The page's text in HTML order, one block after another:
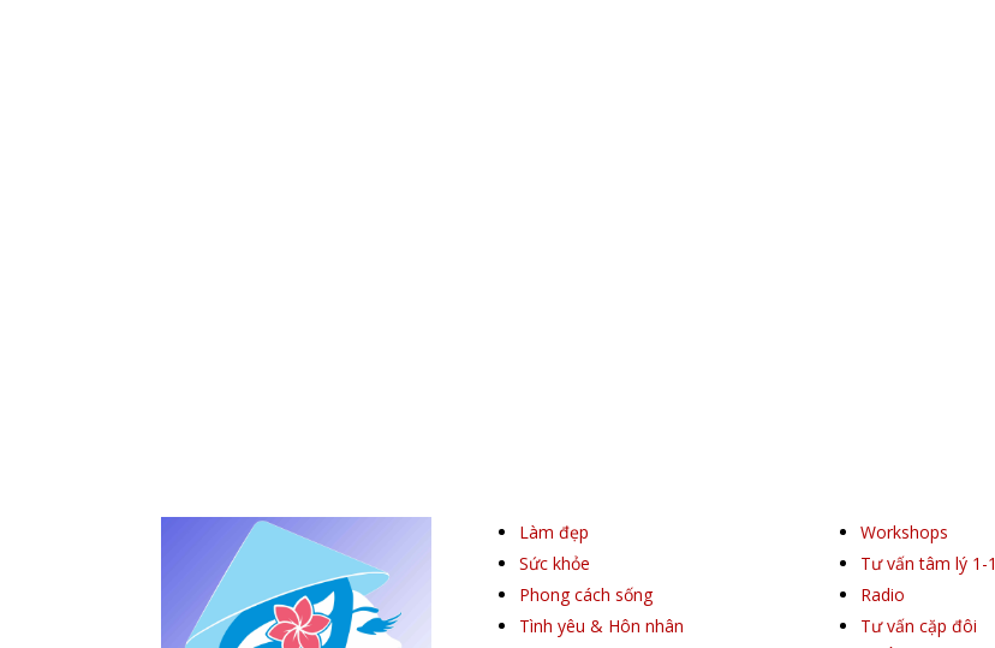
Làm đẹp
Sức khỏe
Phong cách sống
Tình yêu & Hôn nhân
Workshops
Tư vấn tâm lý 1-1
Radio
Tư vấn cặp đôi